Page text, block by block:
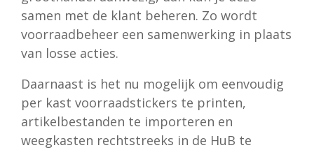
samen met de klant beheren. Zo wordt
voorraadbeheer een samenwerking in plaats
van losse acties.
Daarnaast is het nu mogelijk om eenvoudig
per kast voorraadstickers te printen,
artikelbestanden te importeren en
weegkasten rechtstreeks in de HuB te